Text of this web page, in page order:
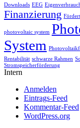
Downloads EEG
Finanzierung
photovoltaic system
System
Rentabilität schwarze Rahmen
Stromspeicherförderung
Intern
Anmelden
Eintrags-Feed
Kommentar-Feed
WordPress.org